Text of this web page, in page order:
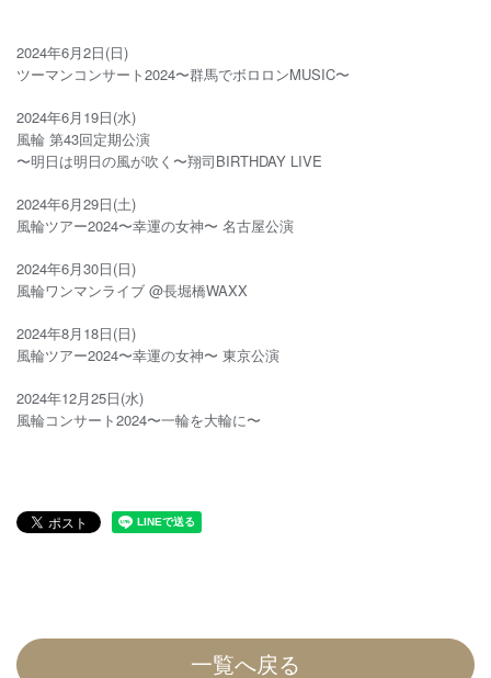
2024年6月2日(日)
ツーマンコンサート2024〜群馬でボロロンMUSIC〜
2024年6月19日(水)
風輪 第43回定期公演
〜明日は明日の風が吹く〜翔司BIRTHDAY LIVE
2024年6月29日(土)
風輪ツアー2024〜幸運の女神〜 名古屋公演
2024年6月30日(日)
風輪ワンマンライブ @長堀橋WAXX
2024年8月18日(日)
風輪ツアー2024〜幸運の女神〜 東京公演
2024年12月25日(水)
風輪コンサート2024〜一輪を大輪に〜
一覧へ戻る